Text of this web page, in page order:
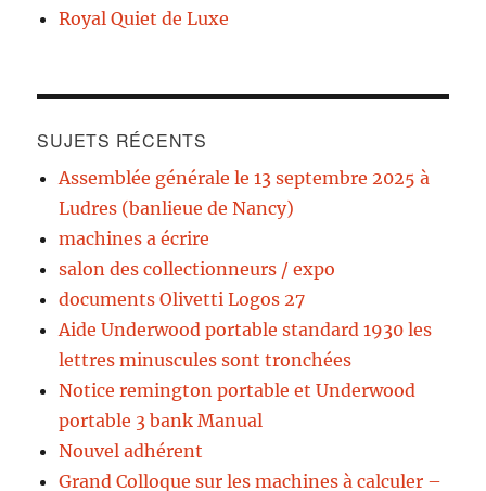
Royal Quiet de Luxe
SUJETS RÉCENTS
Assemblée générale le 13 septembre 2025 à
Ludres (banlieue de Nancy)
machines a écrire
salon des collectionneurs / expo
documents Olivetti Logos 27
Aide Underwood portable standard 1930 les
lettres minuscules sont tronchées
Notice remington portable et Underwood
portable 3 bank Manual
Nouvel adhérent
Grand Colloque sur les machines à calculer –